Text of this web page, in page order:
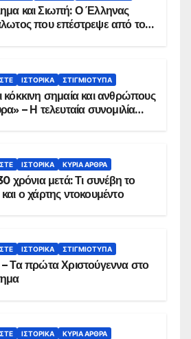
και Σιωπή: Ο Έλληνας
που επέστρεψε από το
ΙΣΤΟΡΙΚΆ ΣΤΙΓΜΙΌΤΥΠΑ
κόκκινη σημαία και ανθρώπους
– Η τελευταία συνομιλία
ΙΣΤΟΡΙΚΆ ΚΥΡΙΑ ΑΡΘΡΑ
χρόνια μετά: Τι συνέβη το
1996 και ο χάρτης ντοκουμέντο
ΙΣΤΟΡΙΚΆ ΣΤΙΓΜΙΌΤΥΠΑ
Τα πρώτα Χριστούγεννα στο
ΙΣΤΟΡΙΚΆ ΚΥΡΙΑ ΑΡΘΡΑ